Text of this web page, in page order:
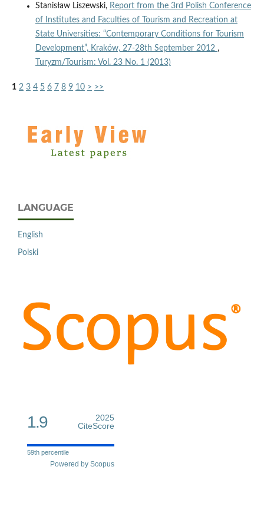
Stanisław Liszewski, Report from the 3rd Polish Conference
of Institutes and Faculties of Tourism and Recreation at
State Universities: “Contemporary Conditions for Tourism
Development”, Kraków, 27-28th September 2012 ,
Turyzm/Tourism: Vol. 23 No. 1 (2013)
1 2 3 4 5 6 7 8 9 10 > >>
LANGUAGE
English
Polski
1.9
2025
CiteScore
59th percentile
Powered by Scopus